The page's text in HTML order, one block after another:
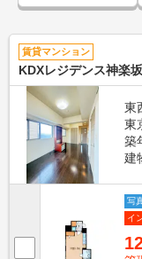
賃貸マンション
KDXレジデンス神楽
東
東
築
建
写
イ